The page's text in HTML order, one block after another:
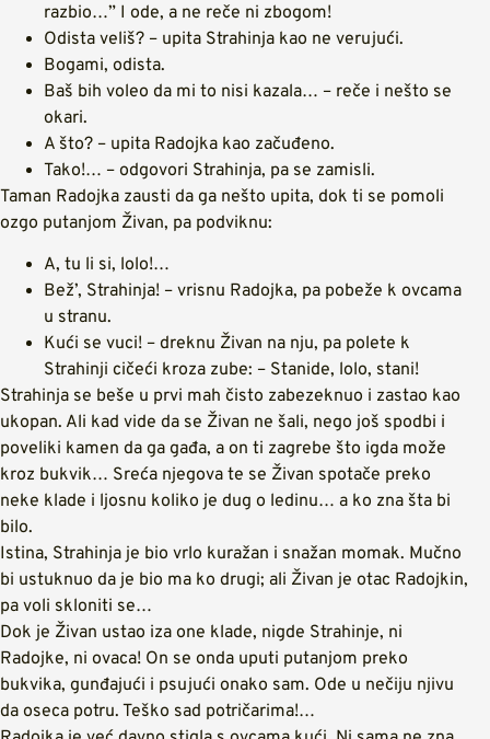
razbio…” I ode, a ne reče ni zbogom!
Odista veliš? – upita Strahinja kao ne verujući.
Bogami, odista.
Baš bih voleo da mi to nisi kazala… – reče i nešto se
okari.
A što? – upita Radojka kao začuđeno.
Tako!… – odgovori Strahinja, pa se zamisli.
Taman Radojka zausti da ga nešto upita, dok ti se pomoli
ozgo putanjom Živan, pa podviknu:
A, tu li si, lolo!…
Bež’, Strahinja! – vrisnu Radojka, pa pobeže k ovcama
u stranu.
Kući se vuci! – dreknu Živan na nju, pa polete k
Strahinji cičeći kroza zube: – Stanide, lolo, stani!
Strahinja se beše u prvi mah čisto zabezeknuo i zastao kao
ukopan. Ali kad vide da se Živan ne šali, nego još spodbi i
poveliki kamen da ga gađa, a on ti zagrebe što igda može
kroz bukvik… Sreća njegova te se Živan spotače preko
neke klade i ljosnu koliko je dug o ledinu… a ko zna šta bi
bilo.
Istina, Strahinja je bio vrlo kuražan i snažan momak. Mučno
bi ustuknuo da je bio ma ko drugi; ali Živan je otac Radojkin,
pa voli skloniti se…
Dok je Živan ustao iza one klade, nigde Strahinje, ni
Radojke, ni ovaca! On se onda uputi putanjom preko
bukvika, gunđajući i psujući onako sam. Ode u nečiju njivu
da oseca potru. Teško sad potričarima!…